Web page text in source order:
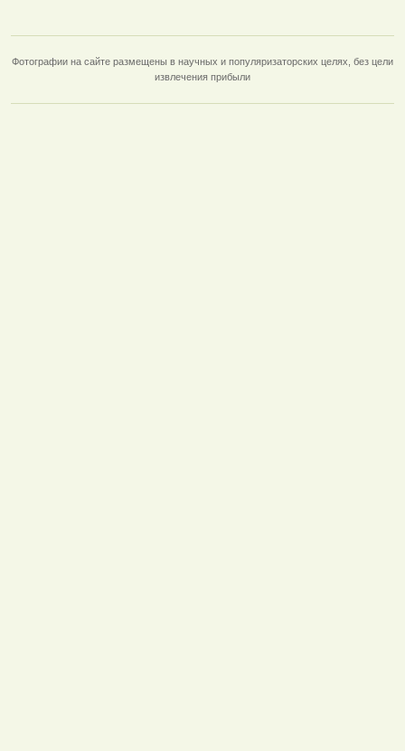
Фотографии на сайте размещены в научных и популяризаторских целях, без цели
извлечения прибыли